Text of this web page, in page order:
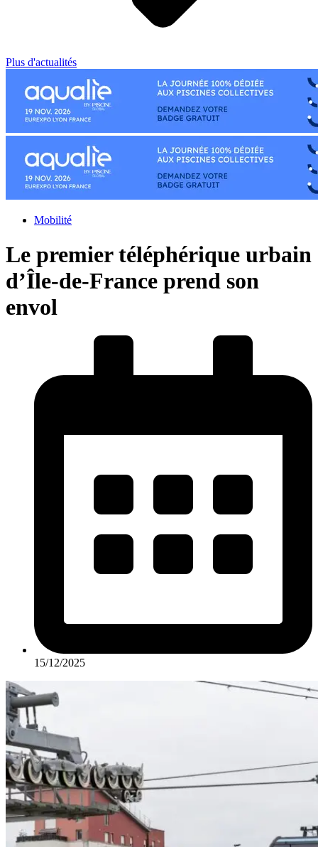
Plus d'actualités
Mobilité
Le premier téléphérique urbain
d’Île-de-France prend son
envol
15/12/2025